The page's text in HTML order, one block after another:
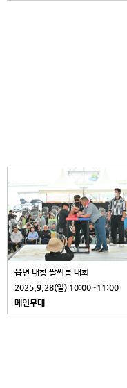
읍면 대항 팔씨름 대회
2025.9.28(일) 10:00~11:00
메인무대